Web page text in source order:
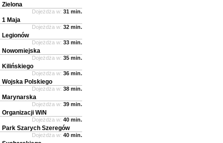
Zielona
Dojeżdża w: 31 min.
1 Maja
Dojeżdża w: 32 min.
Legionów
Dojeżdża w: 33 min.
Nowomiejska
Dojeżdża w: 35 min.
Kilińskiego
Dojeżdża w: 36 min.
Wojska Polskiego
Dojeżdża w: 38 min.
Marynarska
Dojeżdża w: 39 min.
Organizacji WiN
Dojeżdża w: 40 min.
Park Szarych Szeregów
Dojeżdża w: 40 min.